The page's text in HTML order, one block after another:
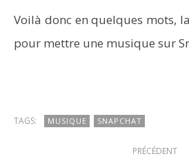
Voilà donc en quelques mots,
pour mettre une musique sur
TAGS: MUSIQUE SNAPCHAT
PRÉCÉDENT